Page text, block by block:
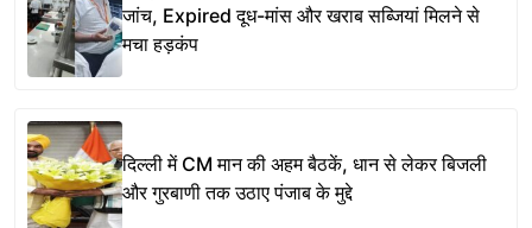
जांच, Expired दूध-मांस और खराब सब्जियां मिलने से
मचा हड़कंप
दिल्ली में CM मान की अहम बैठकें, धान से लेकर बिजली
और गुरबाणी तक उठाए पंजाब के मुद्दे